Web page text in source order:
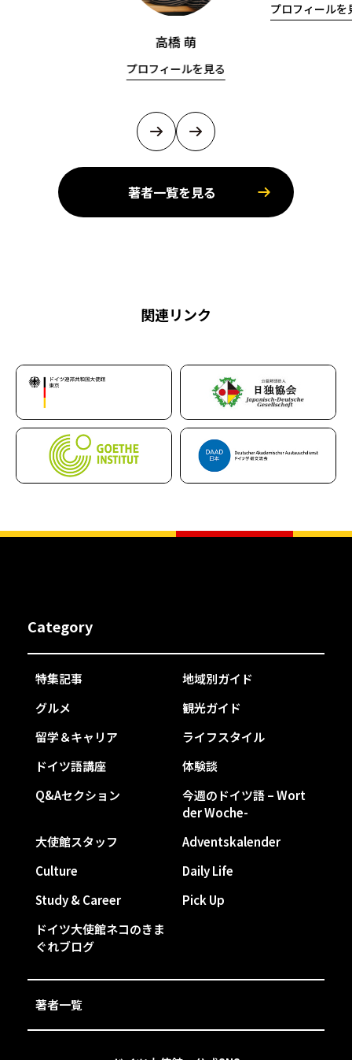
高橋 萌
プロフィールを見る
プロフィールを
著者一覧を見る
関連リンク
Category
特集記事
地域別ガイド
グルメ
観光ガイド
留学＆キャリア
ライフスタイル
ドイツ語講座
体験談
Q&Aセクション
今週のドイツ語 – Wort
der Woche-
大使館スタッフ
Adventskalender
Culture
Daily Life
Study & Career
Pick Up
ドイツ大使館ネコのきま
ぐれブログ
著者一覧